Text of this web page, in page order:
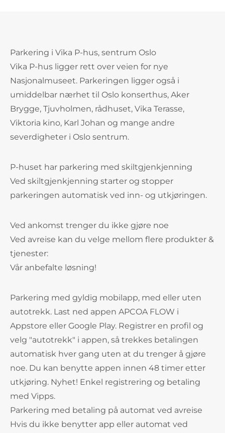
Parkering i Vika P-hus, sentrum Oslo
Vika P-hus ligger rett over veien for nye
Nasjonalmuseet. Parkeringen ligger også i
umiddelbar nærhet til Oslo konserthus, Aker
Brygge, Tjuvholmen, rådhuset, Vika Terasse,
Viktoria kino, Karl Johan og mange andre
severdigheter i Oslo sentrum.
P-huset har parkering med skiltgjenkjenning
Ved skiltgjenkjenning starter og stopper
parkeringen automatisk ved inn- og utkjøringen.
Ved ankomst trenger du ikke gjøre noe
Ved avreise kan du velge mellom flere produkter &
tjenester:
Vår anbefalte løsning!
Parkering med gyldig mobilapp, med eller uten
autotrekk. Last ned appen APCOA FLOW i
Appstore eller Google Play. Registrer en profil og
velg "autotrekk" i appen, så trekkes betalingen
automatisk hver gang uten at du trenger å gjøre
noe. Du kan benytte appen innen 48 timer etter
utkjøring. Nyhet! Enkel registrering og betaling
med Vipps.
Parkering med betaling på automat ved avreise
Hvis du ikke benytter app eller automat ved